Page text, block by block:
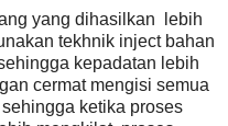
yang dihasilkan
lebih
tekhnik inject bahan
kepadatan lebih
cermat mengisi semua
ketika proses